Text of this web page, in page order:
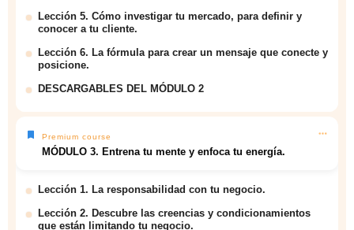
Lección 5. Cómo investigar tu mercado, para definir y
conocer a tu cliente.
Lección 6. La fórmula para crear un mensaje que conecte y
posicione.
DESCARGABLES DEL MÓDULO 2
Premium course
MÓDULO 3. Entrena tu mente y enfoca tu energía.
Lección 1. La responsabilidad con tu negocio.
Lección 2. Descubre las creencias y condicionamientos
que están limitando tu negocio.